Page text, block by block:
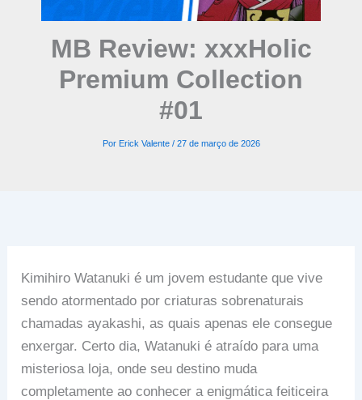
MB Review: xxxHolic
Premium Collection
#01
Por Erick Valente / 27 de março de 2026
Kimihiro Watanuki é um jovem estudante que vive
sendo atormentado por criaturas sobrenaturais
chamadas ayakashi, as quais apenas ele consegue
enxergar. Certo dia, Watanuki é atraído para uma
misteriosa loja, onde seu destino muda
completamente ao conhecer a enigmática feiticeira